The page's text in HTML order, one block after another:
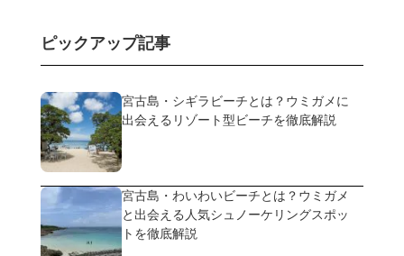
ピックアップ記事
宮古島・シギラビーチとは？ウミガメに
出会えるリゾート型ビーチを徹底解説
宮古島・わいわいビーチとは？ウミガメ
と出会える人気シュノーケリングスポッ
トを徹底解説